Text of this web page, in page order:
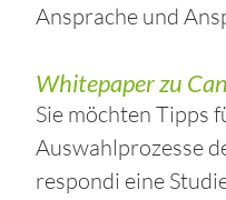
Ansprache und
Whitepaper zu
Sie möchten Tipps
Auswahlprozesse
respondi eine